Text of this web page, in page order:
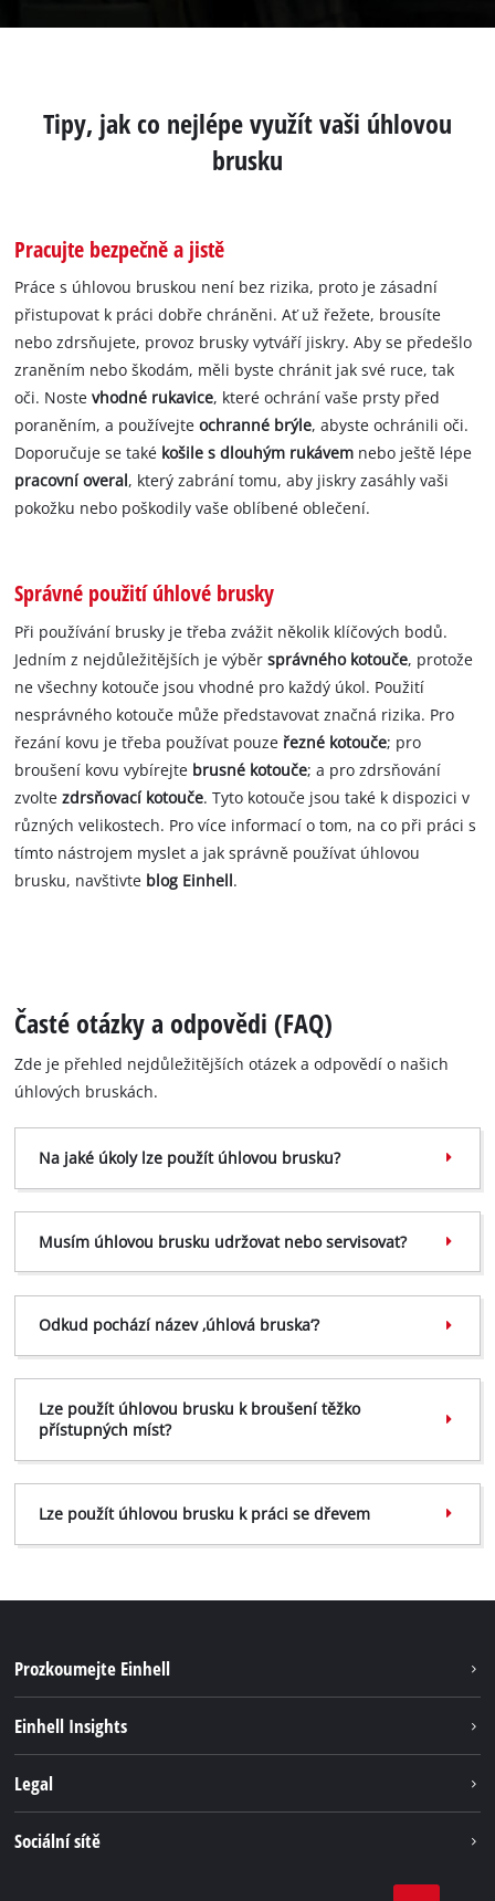
Tipy, jak co nejlépe využít vaši úhlovou
brusku
Pracujte bezpečně a jistě
Práce s úhlovou bruskou není bez rizika, proto je zásadní
přistupovat k práci dobře chráněni. Ať už řežete, brousíte
nebo zdrsňujete, provoz brusky vytváří jiskry. Aby se předešlo
zraněním nebo škodám, měli byste chránit jak své ruce, tak
oči. Nostevhodné rukavice, které ochrání vaše prsty před
poraněním, a používejteochranné brýle, abyste ochránili oči.
Doporučuje se také košile s dlouhým rukávem nebo ještě lépe
pracovní overal, který zabrání tomu, aby jiskry zasáhly vaši
pokožku nebo poškodily vaše oblíbené oblečení.
Správné použití úhlové brusky
Při používání brusky je třeba zvážit několik klíčových bodů.
Jedním z nejdůležitějších je výběrsprávného kotouče, protože
ne všechny kotouče jsou vhodné pro každý úkol. Použití
nesprávného kotouče může představovat značná rizika. Pro
řezání kovu je třeba používat pouze řezné kotouče; pro
broušení kovu vybírejte brusné kotouče; a pro zdrsňování
zvoltezdrsňovací kotouče. Tyto kotouče jsou také k dispozici v
různých velikostech. Pro více informací o tom, na co při práci s
tímto nástrojem myslet a jak správně používat úhlovou
brusku, navštivte blog Einhell.
Časté otázky a odpovědi (FAQ)
Zde je přehled nejdůležitějších otázek a odpovědí o našich
úhlových bruskách.
Na jaké úkoly lze použít úhlovou brusku?
Musím úhlovou brusku udržovat nebo servisovat?
Odkud pochází název ‚úhlová bruska‘?
Lze použít úhlovou brusku k broušení těžko
přístupných míst?
Lze použít úhlovou brusku k práci se dřevem
Prozkoumejte Einhell
Systém akumulátorů
Einhell Insights
Legal
Sociální sítě